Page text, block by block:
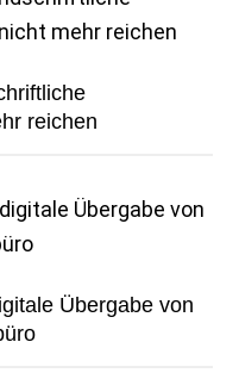
reichen
Übergabe von